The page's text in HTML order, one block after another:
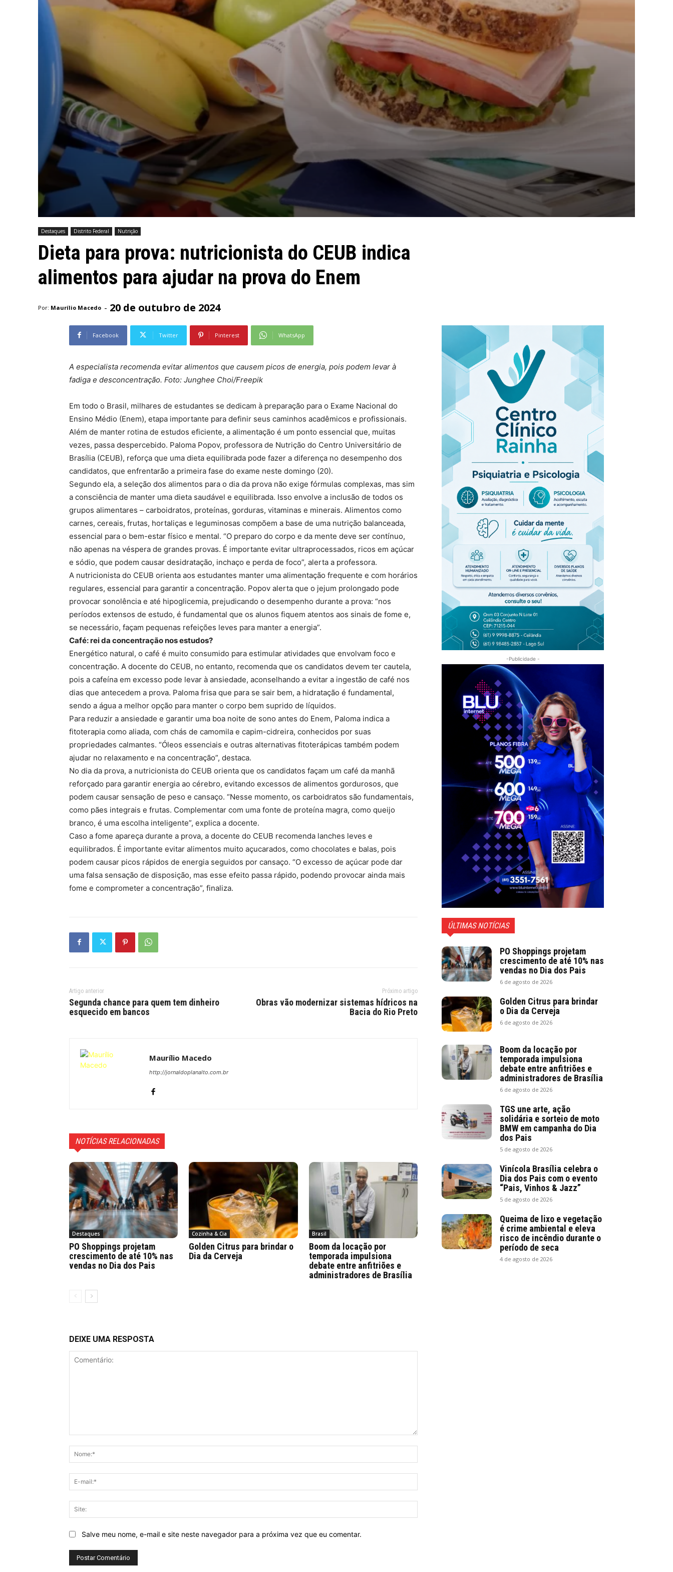
Destaques Distrito Federal Nutrição
Dieta para prova: nutricionista do CEUB indica
alimentos para ajudar na prova do Enem
Por: Maurílio Macedo - 20 de outubro de 2024
Facebook Twitter Pinterest WhatsApp
A especialista recomenda evitar alimentos que causem picos de energia, pois podem levar à
fadiga e desconcentração. Foto: Junghee Choi/Freepik
Em todo o Brasil, milhares de estudantes se dedicam à preparação para o Exame Nacional do
Ensino Médio (Enem), etapa importante para definir seus caminhos acadêmicos e profissionais.
Além de manter rotina de estudos eficiente, a alimentação é um ponto essencial que, muitas
vezes, passa despercebido. Paloma Popov, professora de Nutrição do Centro Universitário de
Brasília (CEUB), reforça que uma dieta equilibrada pode fazer a diferença no desempenho dos
candidatos, que enfrentarão a primeira fase do exame neste domingo (20).
Segundo ela, a seleção dos alimentos para o dia da prova não exige fórmulas complexas, mas sim
a consciência de manter uma dieta saudável e equilibrada. Isso envolve a inclusão de todos os
grupos alimentares – carboidratos, proteínas, gorduras, vitaminas e minerais. Alimentos como
carnes, cereais, frutas, hortaliças e leguminosas compõem a base de uma nutrição balanceada,
essencial para o bem-estar físico e mental. “O preparo do corpo e da mente deve ser contínuo,
não apenas na véspera de grandes provas. É importante evitar ultraprocessados, ricos em açúcar
e sódio, que podem causar desidratação, inchaço e perda de foco”, alerta a professora.
A nutricionista do CEUB orienta aos estudantes manter uma alimentação frequente e com horários
regulares, essencial para garantir a concentração. Popov alerta que o jejum prolongado pode
provocar sonolência e até hipoglicemia, prejudicando o desempenho durante a prova: “nos
períodos extensos de estudo, é fundamental que os alunos fiquem atentos aos sinais de fome e,
se necessário, façam pequenas refeições leves para manter a energia”.
Café: rei da concentração nos estudos?
Energético natural, o café é muito consumido para estimular atividades que envolvam foco e
concentração. A docente do CEUB, no entanto, recomenda que os candidatos devem ter cautela,
pois a cafeína em excesso pode levar à ansiedade, aconselhando a evitar a ingestão de café nos
dias que antecedem a prova. Paloma frisa que para se sair bem, a hidratação é fundamental,
sendo a água a melhor opção para manter o corpo bem suprido de líquidos.
Para reduzir a ansiedade e garantir uma boa noite de sono antes do Enem, Paloma indica a
fitoterapia como aliada, com chás de camomila e capim-cidreira, conhecidos por suas
propriedades calmantes. “Óleos essenciais e outras alternativas fitoterápicas também podem
ajudar no relaxamento e na concentração”, destaca.
No dia da prova, a nutricionista do CEUB orienta que os candidatos façam um café da manhã
reforçado para garantir energia ao cérebro, evitando excessos de alimentos gordurosos, que
podem causar sensação de peso e cansaço. “Nesse momento, os carboidratos são fundamentais,
como pães integrais e frutas. Complementar com uma fonte de proteína magra, como queijo
branco, é uma escolha inteligente”, explica a docente.
Caso a fome apareça durante a prova, a docente do CEUB recomenda lanches leves e
equilibrados. É importante evitar alimentos muito açucarados, como chocolates e balas, pois
podem causar picos rápidos de energia seguidos por cansaço. “O excesso de açúcar pode dar
uma falsa sensação de disposição, mas esse efeito passa rápido, podendo provocar ainda mais
fome e comprometer a concentração”, finaliza.
Artigo anterior
Segunda chance para quem tem dinheiro
esquecido em bancos
Próximo artigo
Obras vão modernizar sistemas hídricos na
Bacia do Rio Preto
Maurílio Macedo
http://jornaldoplanalto.com.br
NOTÍCIAS RELACIONADAS
Destaques
PO Shoppings projetam
crescimento de até 10% nas
vendas no Dia dos Pais
Cozinha & Cia
Golden Citrus para brindar o
Dia da Cerveja
Brasil
Boom da locação por
temporada impulsiona
debate entre anfitriões e
administradores de Brasília
DEIXE UMA RESPOSTA
mail:*
Salve meu nome, e-mail e site neste navegador para a próxima vez que eu comentar.
-Publicidade -
ÚLTIMAS NOTÍCIAS
PO Shoppings projetam
crescimento de até 10% nas
vendas no Dia dos Pais
6 de agosto de 2026
Golden Citrus para brindar
o Dia da Cerveja
6 de agosto de 2026
Boom da locação por
temporada impulsiona
debate entre anfitriões e
administradores de Brasília
6 de agosto de 2026
TGS une arte, ação
solidária e sorteio de moto
BMW em campanha do Dia
dos Pais
5 de agosto de 2026
Vinícola Brasília celebra o
Dia dos Pais com o evento
“Pais, Vinhos & Jazz”
5 de agosto de 2026
Queima de lixo e vegetação
é crime ambiental e eleva
risco de incêndio durante o
período de seca
4 de agosto de 2026